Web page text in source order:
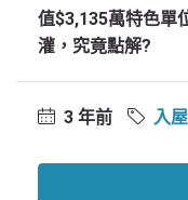
值$3,135萬特色單
灌，究竟點解?
3 年前 入